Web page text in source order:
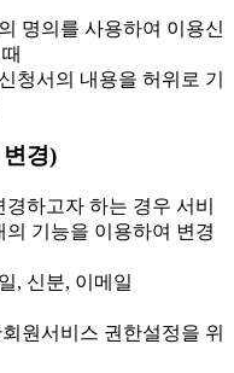
명의를 사용하여 이용신
청서의 내용을 허위로 기
경)
하고자 하는 경우 서비
기능을 이용하여 변경
, 신분, 이메일
원서비스 권한설정을 위